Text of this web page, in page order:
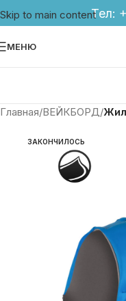
Skip to main contentТел:
МЕНЮ
Главная ВЕЙКБОРД
ЗАКОНЧИЛОСЬ